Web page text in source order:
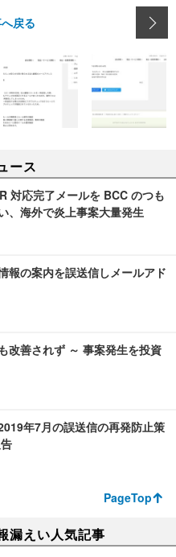
戻る
ース
対応完了メールを BCC のつも
、海外で炎上事案大量発生
報の案内を誤送信しメールアド
改善されず ～ 事案発生を投資
年7月の誤送信の再発防止策
PageTop
漏えい人気記事